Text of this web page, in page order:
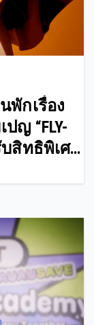
พักเรื่อง
ญ “FLY-
บสิทธิพิเศษ